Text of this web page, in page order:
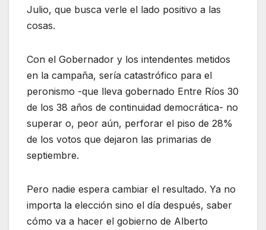
Julio, que busca verle el lado positivo a las
cosas.
Con el Gobernador y los intendentes metidos
en la campaña, sería catastrófico para el
peronismo -que lleva gobernado Entre Ríos 30
de los 38 años de continuidad democrática- no
superar o, peor aún, perforar el piso de 28%
de los votos que dejaron las primarias de
septiembre.
Pero nadie espera cambiar el resultado. Ya no
importa la elección sino el día después, saber
cómo va a hacer el gobierno de Alberto